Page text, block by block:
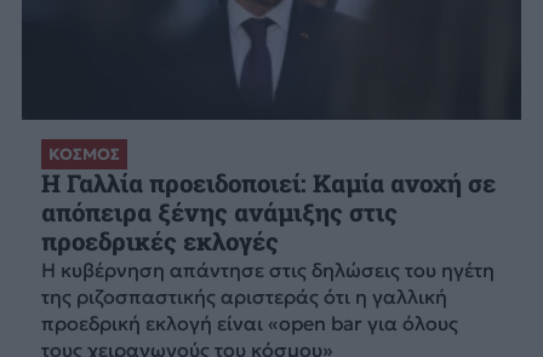
ΚΟΣΜΟΣ
Η Γαλλία προειδοποιεί: Καμία ανοχή σε
απόπειρα ξένης ανάμιξης στις
προεδρικές εκλογές
Η κυβέρνηση απάντησε στις δηλώσεις του ηγέτη
της ριζοσπαστικής αριστεράς ότι η γαλλική
προεδρική εκλογή είναι «open bar για όλους
τους χειραγωγούς του κόσμου»